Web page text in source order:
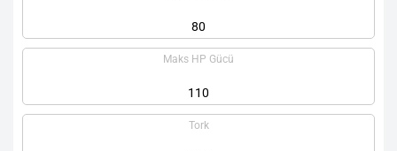
80
Maks HP Gücü
110
Tork